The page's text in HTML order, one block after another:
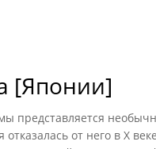
[Японии]
представляется
от него в X